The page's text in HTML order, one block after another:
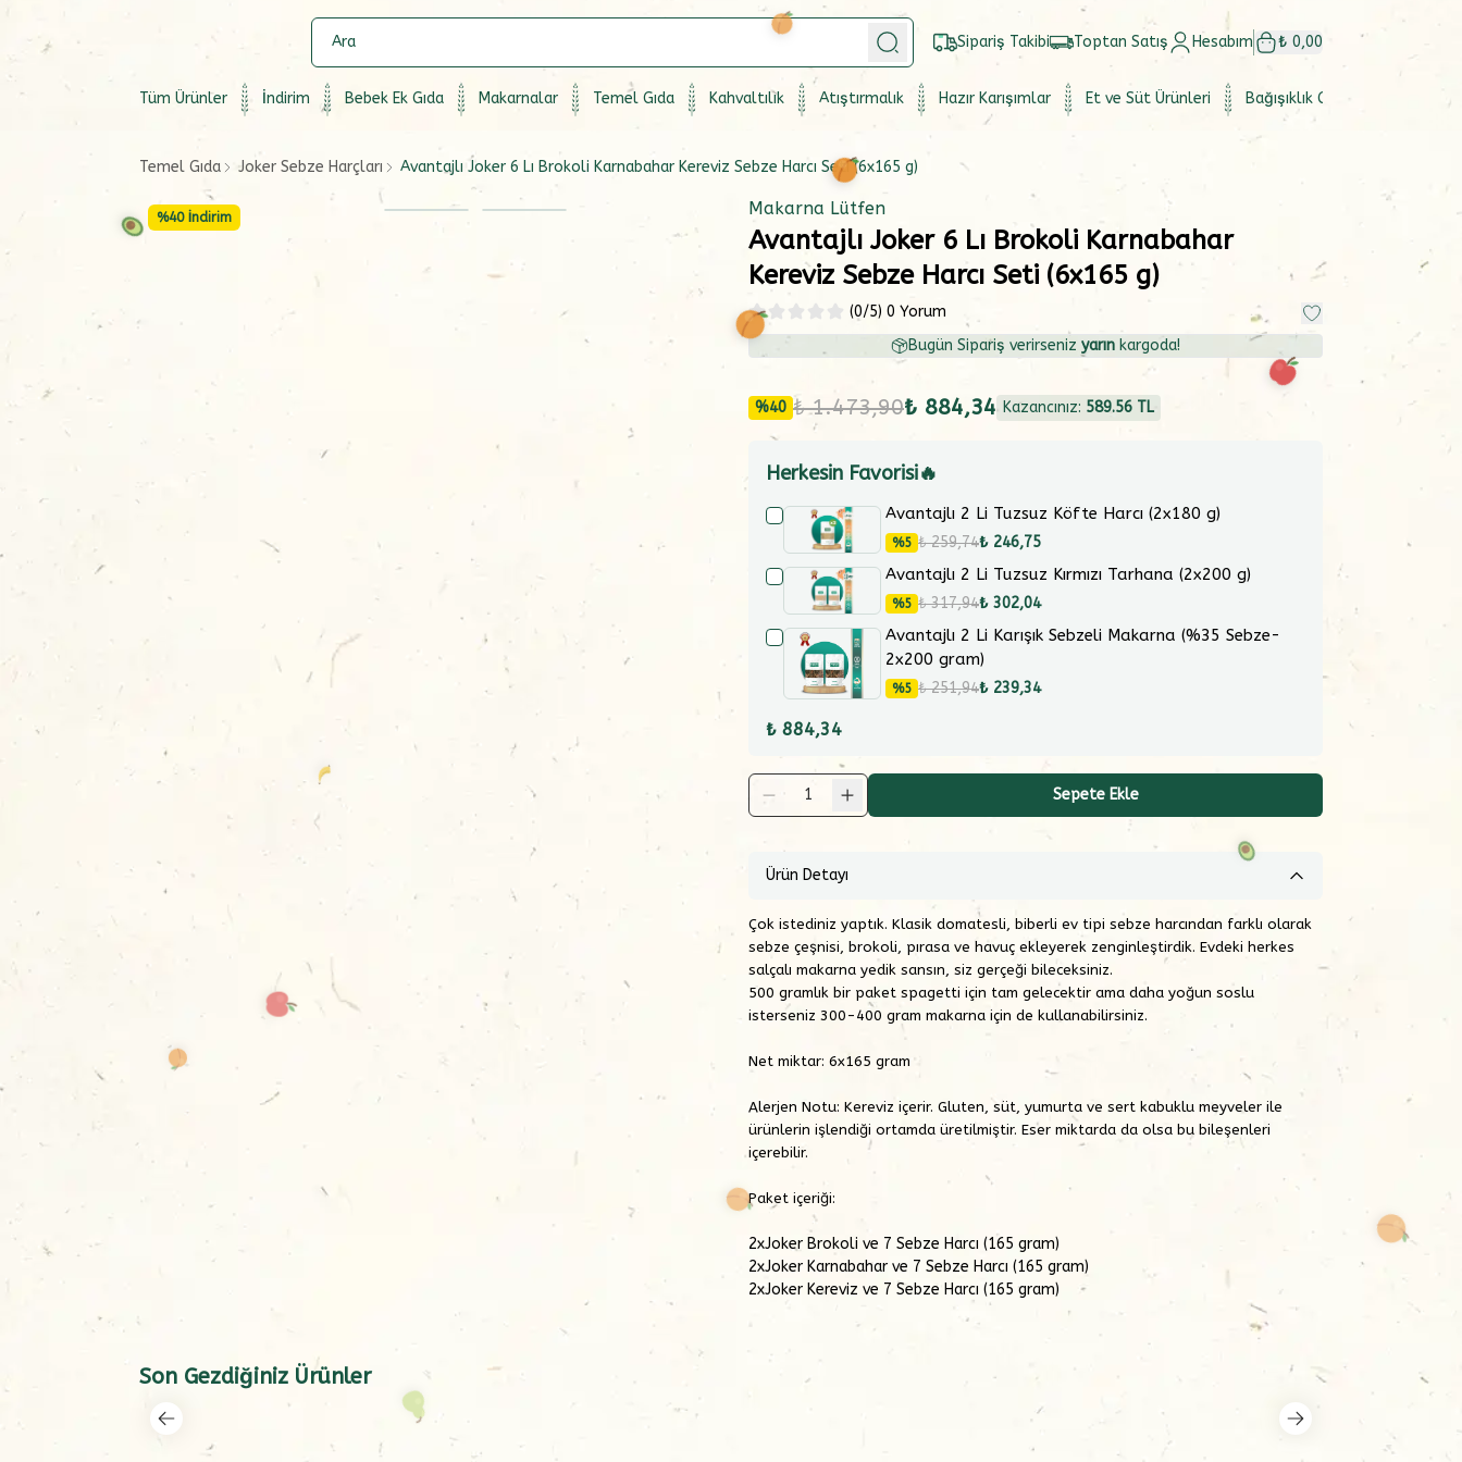
Sipariş Takibi Toptan Satış Hesabım ₺ 0,00
Tüm Ürünler İndirim Bebek Ek Gıda Makarnalar Temel Gıda Kahvaltılık Atıştırmalık Hazır Karışımlar Et ve Süt Ürünleri Bağışıklık Güçlendirici
Temel Gıda Joker Sebze Harçları Avantajlı Joker 6 Lı Brokoli Karnabahar Kereviz Sebze Harcı Seti (6x165 g)
%40 İndirim Makarna Lütfen
Avantajlı Joker 6 Lı Brokoli Karnabahar
Kereviz Sebze Harcı Seti (6x165 g)
(0/5) 0 Yorum
Bugün Sipariş verirseniz yarın kargoda!
%40 ₺ 1.473,90₺ 884,34 Kazancınız: 589.56 TL
Herkesin Favorisi🔥
Avantajlı 2 Li Tuzsuz Köfte Harcı (2x180 g)
%5 ₺ 259,74₺ 246,75
Avantajlı 2 Li Tuzsuz Kırmızı Tarhana (2x200 g)
%5 ₺ 317,94₺ 302,04
Avantajlı 2 Li Karışık Sebzeli Makarna (%35 Sebze-
2x200 gram)
%5 ₺ 251,94₺ 239,34
₺ 884,34
1 Sepete Ekle
Ürün Detayı
Çok istediniz yaptık. Klasik domatesli, biberli ev tipi sebze harcından farklı olarak
sebze çeşnisi, brokoli, pırasa ve havuç ekleyerek zenginleştirdik. Evdeki herkes
salçalı makarna yedik sansın, siz gerçeği bileceksiniz.
500 gramlık bir paket spagetti için tam gelecektir ama daha yoğun soslu
isterseniz 300-400 gram makarna için de kullanabilirsiniz.
Net miktar: 6x165 gram
Alerjen Notu: Kereviz içerir. Gluten, süt, yumurta ve sert kabuklu meyveler ile
ürünlerin işlendiği ortamda üretilmiştir. Eser miktarda da olsa bu bileşenleri
içerebilir.
Paket içeriği:
2xJoker Brokoli ve 7 Sebze Harcı (165 gram)
2xJoker Karnabahar ve 7 Sebze Harcı (165 gram)
2xJoker Kereviz ve 7 Sebze Harcı (165 gram)
Son Gezdiğiniz Ürünler